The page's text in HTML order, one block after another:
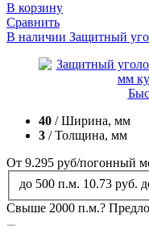
В корзину
Сравнить
В наличии Защитный
40 / Ширина, мм
3 / Толщина, мм
От 9.295 руб/погонный
до 500 п.м. 10.73 руб.
Свыше 2000 п.м.?